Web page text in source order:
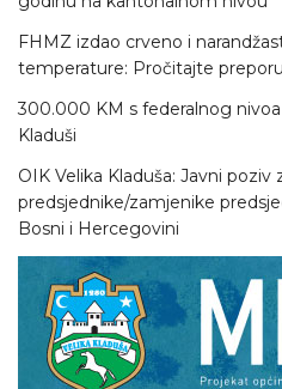
FHMZ izdao crveno i
temperature: Pročitajte
300.000 KM s federalnog
Kladuši
OIK Velika Kladuša: Javni poziv
predsjednike/zamjenike
Bosni i Hercegovini